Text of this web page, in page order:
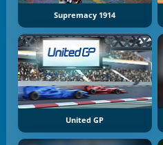
Supremacy 1914
United GP